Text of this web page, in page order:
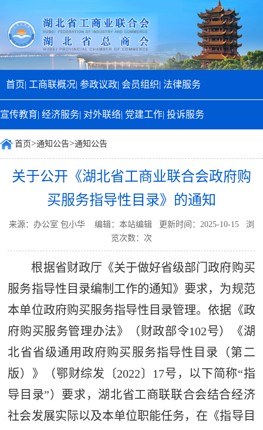
首页| 工商联概况| 参政议政| 会员组织| 法律服务
宣传教育| 经济服务| 对外联络| 党建工作| 投诉服务
首页>通知公告>通知公告
关于公开《湖北省工商业联合会政府购
买服务指导性目录》的通知
来源：办公室 包小华 编辑：本站编辑 更新时间：2025-10-15 浏
览次数： 次
根据省财政厅《关于做好省级部门政府购买
服务指导性目录编制工作的通知》要求，为规范
本单位政府购买服务指导性目录管理。依据《政
府购买服务管理办法》（财政部令102号）《湖
北省省级通用政府购买服务指导性目录（第二
版）》（鄂财综发〔2022〕17号，以下简称“指
导目录”）要求，湖北省工商联联合会结合经济
社会发展实际以及本单位职能任务，在《指导目